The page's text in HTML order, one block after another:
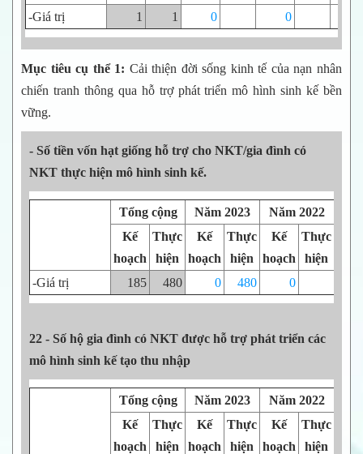
-Giá trị
1 1 0 0
Mục tiêu cụ thể 1: Cải thiện đời sống kinh tế của nạn nhân
chiến tranh thông qua hỗ trợ phát triển mô hình sinh kế bền
vững.
- Số tiền vốn hạt giống hỗ trợ cho NKT/gia đình có
NKT thực hiện mô hình sinh kế.
Tổng cộng Năm 2023 Năm 2022
Kế
hoạch
Thực
hiện
Kế
hoạch
Thực
hiện
Kế
hoạch
Thực
hiện
-Giá trị
185 480 0 480 0
22 - Số hộ gia đình có NKT được hỗ trợ phát triển các
mô hình sinh kế tạo thu nhập
Tổng cộng Năm 2023 Năm 2022
Kế
hoạch
Thực
hiện
Kế
hoạch
Thực
hiện
Kế
hoạch
Thực
hiện